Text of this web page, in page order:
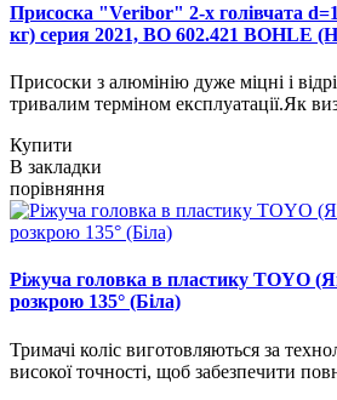
Присоска "Veribor" 2-х голівчата
кг) серия 2021, BO 602.421 BOHLE
Присоски з алюмінію дуже міцні і
тривалим терміном експлуатації.Як
Купити
В закладки
порівняння
Ріжуча головка в пластику TOYO
розкрою 135° (Біла)
Тримачі коліс виготовляються за
високої точності, щоб забезпечити